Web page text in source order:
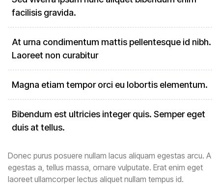
facilisis gravida.
At urna condimentum mattis pellentesque id nibh.
Laoreet non curabitur
Magna etiam tempor orci eu lobortis elementum.
Bibendum est ultricies integer quis. Semper eget
duis at tellus.
Donec purus posuere nullam lacus aliquam egestas arcu. A
egestas a, tellus massa, ornare vulputate. Erat enim eget
laoreet ullamcorper lectus aliquet nullam tempus id.